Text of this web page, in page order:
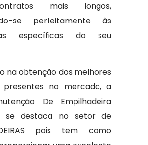
mais longos,
se perfeitamente às
específicas do seu
na obtenção dos melhores
presentes no mercado, a
De Empilhadeira
se destaca no setor de
pois tem como